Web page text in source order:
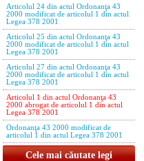
Articolul 24 din actul Ordonanţa 43
2000 modificat de articolul 1 din actul
Legea 378 2001
Articolul 25 din actul Ordonanţa 43
2000 modificat de articolul 1 din actul
Legea 378 2001
Articolul 27 din actul Ordonanţa 43
2000 modificat de articolul 1 din actul
Legea 378 2001
Articolul 1 din actul Ordonanţa 43
2000 abrogat de articolul 1 din actul
Legea 378 2001
Ordonanţa 43 2000 modificat de
articolul 1 din actul Legea 378 2001
Cele mai căutate legi